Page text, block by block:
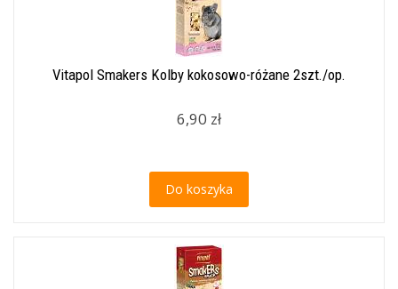
Vitapol Smakers Kolby kokosowo-różane 2szt./op.
6,90 zł
Do koszyka